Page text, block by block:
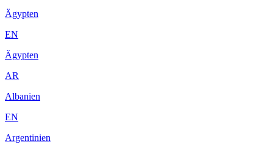
Ägypten
EN
Ägypten
AR
Albanien
EN
Argentinien